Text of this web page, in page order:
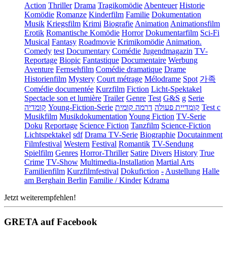
Action Thriller Drama Tragikomödie Abenteuer Historie
Komödie Romanze Kinderfilm Familie Dokumentation
Musik Kriegsfilm Krimi Biografie Animation Animationsfilm
Erotik Romantische Komödie Horror Dokumentarfilm Sci-Fi
Musical Fantasy Roadmovie Krimikomödie Animation.
Comedy test Documentary Comédie Jugendmagazin TV-
Reportage Biopic Fantastique Documentaire Werbung
Aventure Fernsehfilm Comédie dramatique Drame
Historienfilm Mystery Court métrage Mélodrame Spot 가족
Comédie documentée Kurzfilm Fiction Licht-Spektakel
Spectacle son et lumière Trailer Genre Test G&S g Serie
קומדיה Young-Fiction-Serie קומדיית פעולה דרמה קומית
Test c
Musikfilm Musikdokumentation Young Fiction TV-Serie
Doku Reportage Science Fiction Tanzfilm Science-Fiction
Lichtspektakel sdf Drama TV-Serie Biographie Docutainment
Filmfestival Western Festival Romantik TV-Sendung
Spielfilm Genres Horror-Thriller Satire Divers History True
Crime TV-Show Multimedia-Installation Martial Arts
Familienfilm Kurzfilmfestival Dokufiction - Austellung Halle
am Berghain Berlin Familie / Kinder Kdrama
Jetzt weiterempfehlen!
GRETA auf Facebook